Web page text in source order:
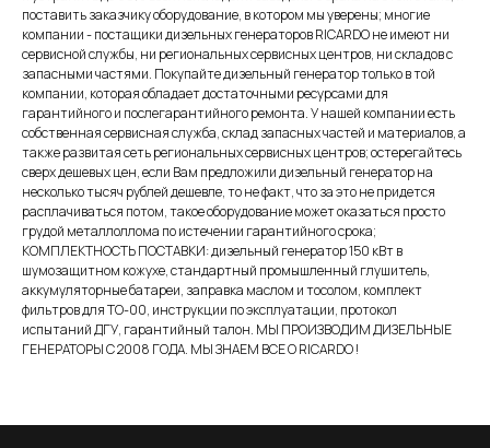
поставить заказчику оборудование, в котором мы уверены; многие
компании - постащики дизельных генераторов RICARDO не имеют ни
сервисной службы, ни региональных сервисных центров, ни складов с
запасными частями. Покупайте дизельный генератор только в той
компании, которая обладает достаточными ресурсами для
гарантийного и послегарантийного ремонта. У нашей компании есть
собственная сервисная служба, склад запасных частей и материалов, а
также развитая сеть региональных сервисных центров; остерегайтесь
сверх дешевых цен, если Вам предложили дизельный генератор на
несколько тысяч рублей дешевле, то не факт, что за это не придется
расплачиваться потом, такое оборудование может оказаться просто
грудой металлоллома по истечении гарантийного срока;
КОМПЛЕКТНОСТЬ ПОСТАВКИ: дизельный генератор 150 кВт в
шумозащитном кожухе, стандартный промышленный глушитель,
аккумуляторные батареи, заправка маслом и тосолом, комплект
фильтров для ТО-00, инструкции по эксплуатации, протокол
испытаний ДГУ, гарантийный талон. МЫ ПРОИЗВОДИМ ДИЗЕЛЬНЫЕ
ГЕНЕРАТОРЫ С 2008 ГОДА. МЫ ЗНАЕМ ВСЕ О RICARDO !